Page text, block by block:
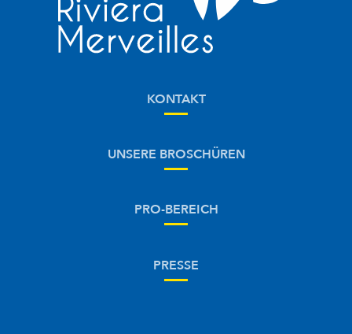
KONTAKT
UNSERE BROSCHÜREN
PRO-BEREICH
PRESSE